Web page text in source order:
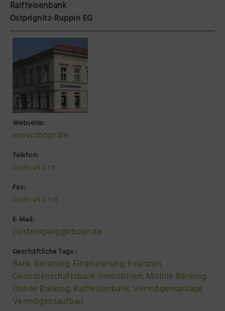
Präsenzstelle Prignitz Standort Neuruppin
Museum Neuruppin
Brandenburg-Preußen Museum Wustrau
Wegemuseum Wusterhausen/Dosse
Raiffeisenbank
Ostprignitz-Ruppin EG
Webseite:
www.rbopr.de
Telefon:
03391 45 07 0
Fax:
03391 45 07 18
E-Mail:
posteingang@rbopr.de
Geschäftliche Tags :
Bank, Beratung, Finanizierung, Finanzen,
Genossenschaftsbank,Immobilien, Mobile Banking,
Online Banking, Raiffeisenbank,Vermögensanlage,
Vermögensaufbau